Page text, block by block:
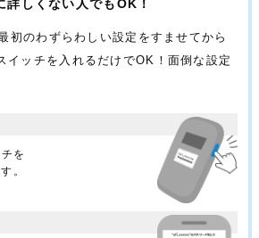
詳しくない人でもOK！
初のわずらわしい設定をすませてから
イッチを入れるだけでOK！面倒な設定
を
。